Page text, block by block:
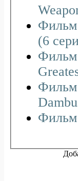
Фильм
(6
Фильм
Фильм